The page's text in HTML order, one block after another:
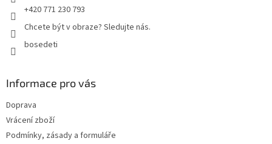
+420 771 230 793
Chcete být v obraze? Sledujte nás.
bosedeti
Informace pro vás
Doprava
Vrácení zboží
Podmínky, zásady a formuláře